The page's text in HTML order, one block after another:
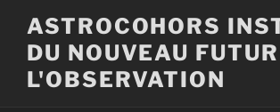
contenu
principal
ASTROCOHORS
DU NOUVEAU
L'OBSERVATION